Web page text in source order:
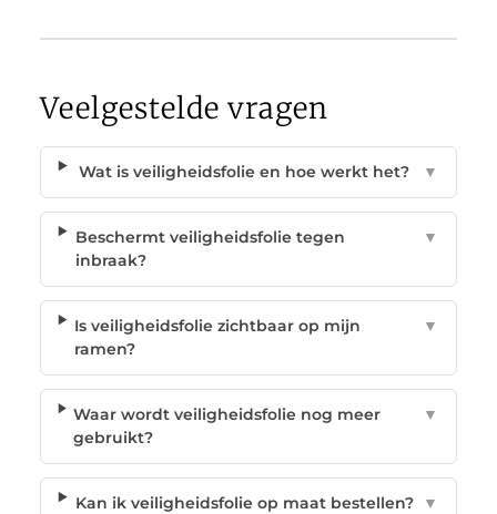
Veelgestelde vragen
Wat is veiligheidsfolie en hoe werkt het? ▼
Beschermt veiligheidsfolie tegen
inbraak?
▼
Is veiligheidsfolie zichtbaar op mijn
ramen?
▼
Waar wordt veiligheidsfolie nog meer
gebruikt?
▼
Kan ik veiligheidsfolie op maat bestellen? ▼